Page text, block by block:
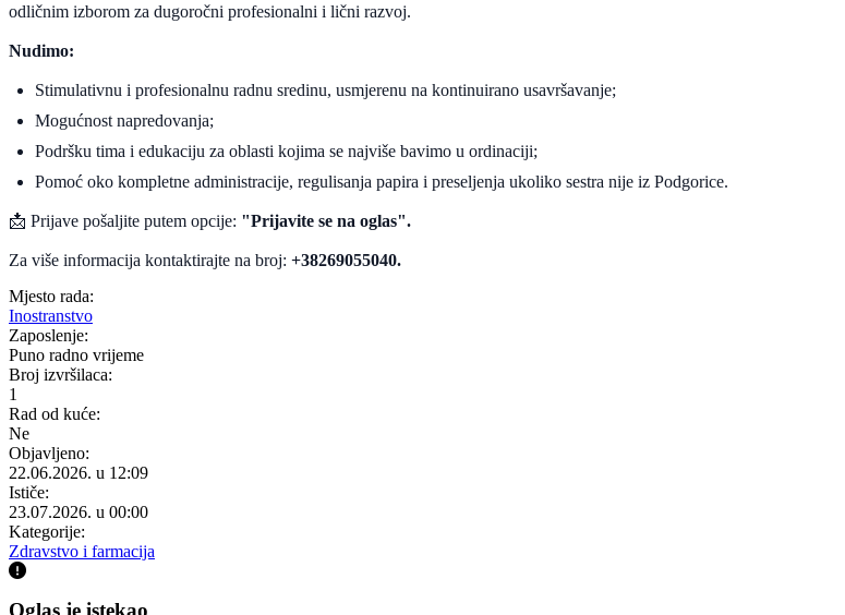
odličnim izborom za dugoročni profesionalni i lični razvoj.
Nudimo:
Stimulativnu i profesionalnu radnu sredinu, usmjerenu na kontinuirano usavršavanje;
Mogućnost napredovanja;
Podršku tima i edukaciju za oblasti kojima se najviše bavimo u ordinaciji;
Pomoć oko kompletne administracije, regulisanja papira i preseljenja ukoliko sestra nije iz Podgorice.
📩 Prijave pošaljite putem opcije: "Prijavite se na oglas".
Za više informacija kontaktirajte na broj: +38269055040.
Mjesto rada:
Inostranstvo
Zaposlenje:
Puno radno vrijeme
Broj izvršilaca:
1
Rad od kuće:
Ne
Objavljeno:
22.06.2026. u 12:09
Ističe:
23.07.2026. u 00:00
Kategorije:
Zdravstvo i farmacija
Oglas je istekao